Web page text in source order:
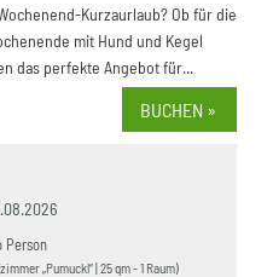
Kurzaurlaub? Ob für die
mit Hund und Kegel
das perfekte Angebot für...
BUCHEN »
Person
„Pumuckl“ | 25 qm - 1 Raum)